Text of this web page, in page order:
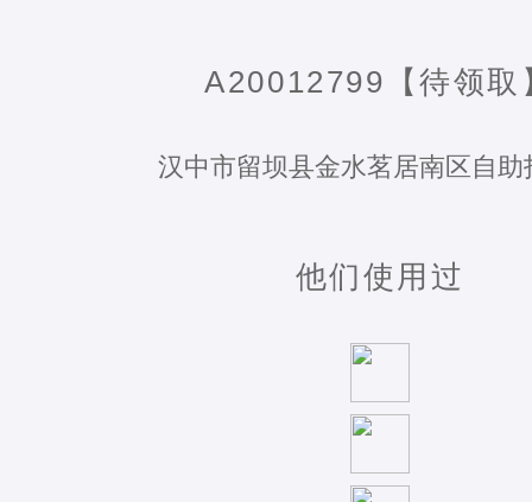
A20012799【待领取
汉中市留坝县金水茗居南区自助
他们使用过